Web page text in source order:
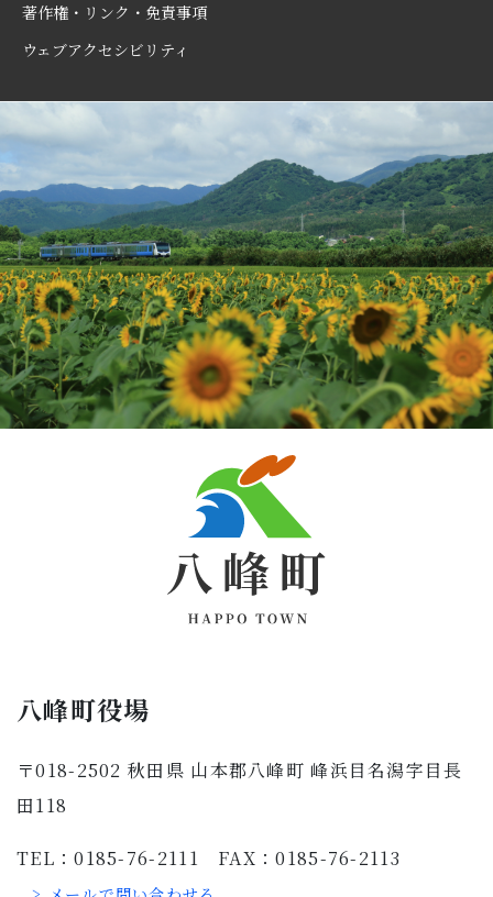
著作権・リンク・免責事項
ウェブアクセシビリティ
八峰町役場
〒018-2502 秋田県 山本郡八峰町 峰浜目名潟字目長
田118
TEL：0185-76-2111 FAX：0185-76-2113